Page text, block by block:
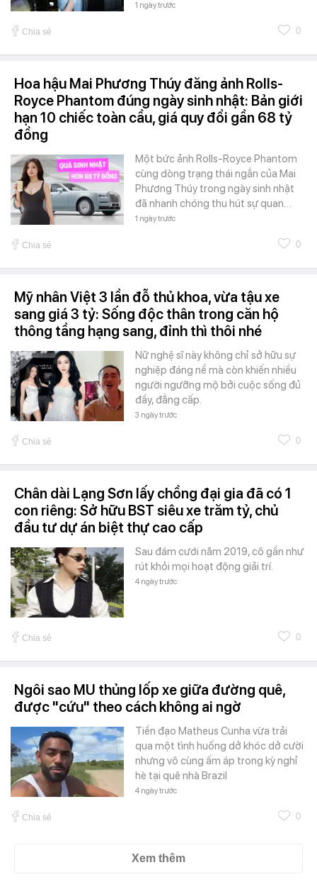
1 ngày trước
Chia sẻ 0
Hoa hậu Mai Phương Thúy đăng ảnh Rolls-
Royce Phantom đúng ngày sinh nhật: Bản giới
hạn 10 chiếc toàn cầu, giá quy đổi gần 68 tỷ
đồng
Một bức ảnh Rolls-Royce Phantom
cùng dòng trạng thái ngắn của Mai
Phương Thúy trong ngày sinh nhật
đã nhanh chóng thu hút sự quan…
1 ngày trước
Chia sẻ 0
Mỹ nhân Việt 3 lần đỗ thủ khoa, vừa tậu xe
sang giá 3 tỷ: Sống độc thân trong căn hộ
thông tầng hạng sang, đỉnh thì thôi nhé
Nữ nghệ sĩ này không chỉ sở hữu sự
nghiệp đáng nể mà còn khiến nhiều
người ngưỡng mộ bởi cuộc sống đủ
đầy, đẳng cấp.
3 ngày trước
Chia sẻ 0
Chân dài Lạng Sơn lấy chồng đại gia đã có 1
con riêng: Sở hữu BST siêu xe trăm tỷ, chủ
đầu tư dự án biệt thự cao cấp
Sau đám cưới năm 2019, cô gần như
rút khỏi mọi hoạt động giải trí.
4 ngày trước
Chia sẻ 0
Ngôi sao MU thủng lốp xe giữa đường quê,
được "cứu" theo cách không ai ngờ
Tiền đạo Matheus Cunha vừa trải
qua một tình huống dở khóc dở cười
nhưng vô cùng ấm áp trong kỳ nghỉ
hè tại quê nhà Brazil
4 ngày trước
Chia sẻ 0
Xem thêm